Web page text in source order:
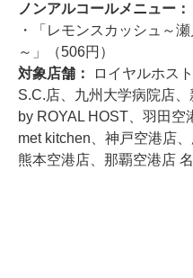
ノンアルコールメニュー：
・「レモンスカッシュ～
～」（506円）
対象店舗：
ロイヤルホス
S.C.店、九州大学病院店
by ROYAL HOST、羽田
met kitchen、神戸空港店
熊本空港店、那覇空港店